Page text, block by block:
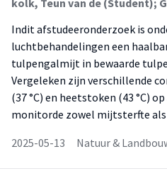
kolk, Teun van de (Student);
Indit afstudeeronderzoek is
luchtbehandelingen een
tulpengalmijt in bewaarde
Vergeleken zijn verschillende
(37 °C) en heetstoken (43 °C)
monitorde zowel mijtsterfte
2025-05-13
Natuur &